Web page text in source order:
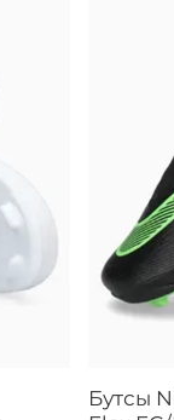
Бутсы